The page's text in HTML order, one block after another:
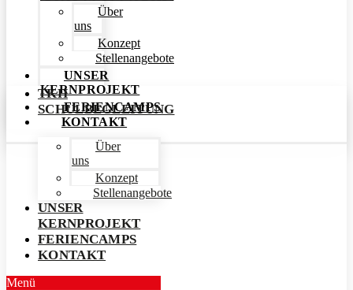
Über
uns
Konzept
Stellenangebote
UNSER
KERNPROJEKT
FERIENCAMPS
KONTAKT
TKH
SCHULBEGLEITUNG
Über
uns
Konzept
Stellenangebote
UNSER
KERNPROJEKT
FERIENCAMPS
KONTAKT
Menü